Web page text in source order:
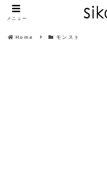
Home モンスト
メニュー